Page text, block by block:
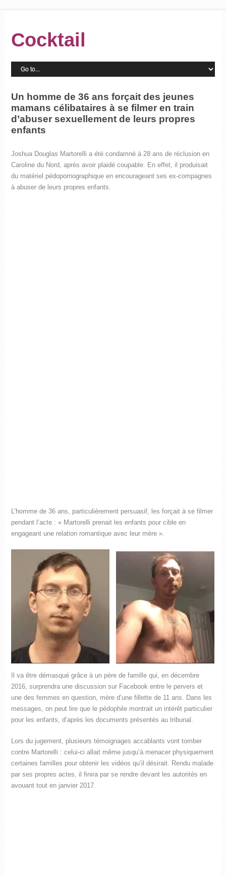
Cocktail
Un homme de 36 ans forçait des jeunes
mamans célibataires à se filmer en train
d’abuser sexuellement de leurs propres
enfants
Joshua Douglas Martorelli a été condamné à 28 ans de réclusion en
Caroline du Nord, après avoir plaidé coupable. En effet, il produisait
du matériel pédopornographique en encourageant ses ex-compagnes
à abuser de leurs propres enfants.
L’homme de 36 ans, particulièrement persuasif, les forçait à se filmer
pendant l’acte : « Martorelli prenait les enfants pour cible en
engageant une relation romantique avec leur mère ».
Il va être démasqué grâce à un père de famille qui, en décembre
2016, surprendra une discussion sur Facebook entre le pervers et
une des femmes en question, mère d’une fillette de 11 ans. Dans les
messages, on peut lire que le pédophile montrait un intérêt particulier
pour les enfants, d’après les documents présentés au tribunal.
Lors du jugement, plusieurs témoignages accablants vont tomber
contre Martorelli : celui-ci allait même jusqu’à menacer physiquement
certaines familles pour obtenir les vidéos qu’il désirait. Rendu malade
par ses propres actes, il finira par se rendre devant les autorités en
avouant tout en janvier 2017.